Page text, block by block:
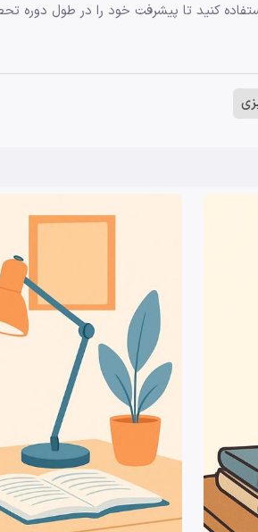
کنید تا پیشرفت خود را در طول دوره